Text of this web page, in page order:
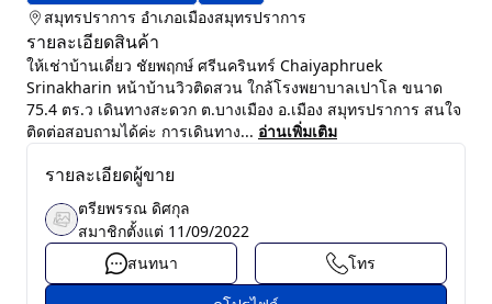
สมุทรปราการ อำเภอเมืองสมุทรปราการ
รายละเอียดสินค้า
ให้เช่าบ้านเดี่ยว ชัยพฤกษ์ ศรีนครินทร์ Chaiyaphruek
Srinakharin หน้าบ้านวิวติดสวน ใกล้โรงพยาบาลเปาโล ขนาด
75.4 ตร.ว เดินทางสะดวก ต.บางเมือง อ.เมือง สมุทรปราการ สนใจ
ติดต่อสอบถามได้ค่ะ การเดินทาง... อ่านเพิ่มเติม
รายละเอียดผู้ขาย
ตรียพรรณ ดิศกุล
สมาชิกตั้งแต่ 11/09/2022
สนทนา
โทร